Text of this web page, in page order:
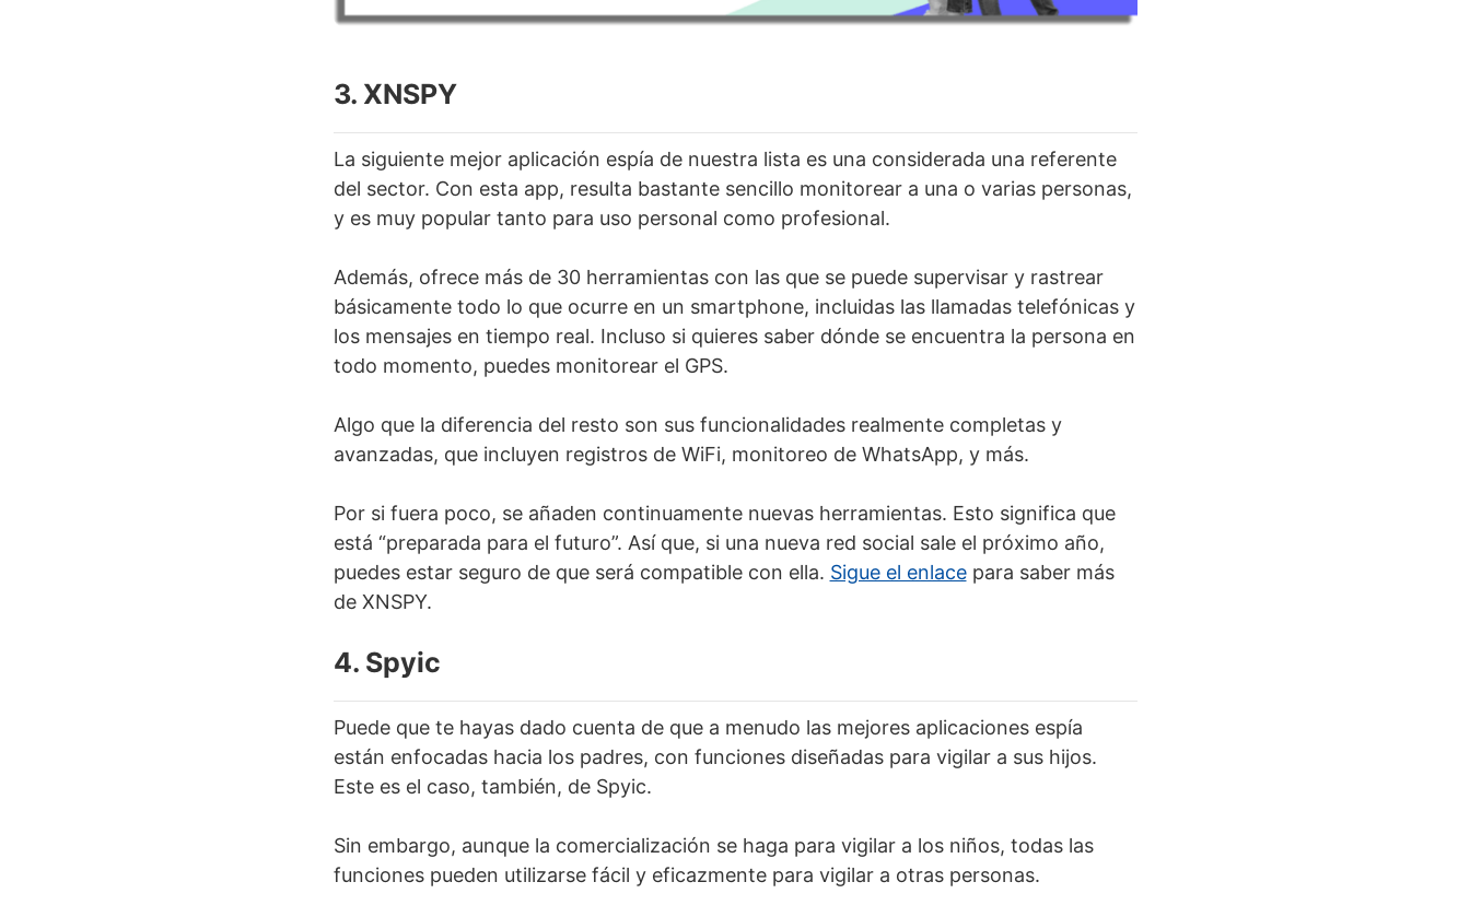
3. XNSPY
La siguiente mejor aplicación espía de nuestra lista es una considerada una referente
del sector. Con esta app, resulta bastante sencillo monitorear a una o varias personas,
y es muy popular tanto para uso personal como profesional.
Además, ofrece más de 30 herramientas con las que se puede supervisar y rastrear
básicamente todo lo que ocurre en un smartphone, incluidas las llamadas telefónicas y
los mensajes en tiempo real. Incluso si quieres saber dónde se encuentra la persona en
todo momento, puedes monitorear el GPS.
Algo que la diferencia del resto son sus funcionalidades realmente completas y
avanzadas, que incluyen registros de WiFi, monitoreo de WhatsApp, y más.
Por si fuera poco, se añaden continuamente nuevas herramientas. Esto significa que
está “preparada para el futuro”. Así que, si una nueva red social sale el próximo año,
puedes estar seguro de que será compatible con ella. Sigue el enlacepara saber más
de XNSPY.
4. Spyic
Puede que te hayas dado cuenta de que a menudo las mejores aplicaciones espía
están enfocadas hacia los padres, con funciones diseñadas para vigilar a sus hijos.
Este es el caso, también, de Spyic.
Sin embargo, aunque la comercialización se haga para vigilar a los niños, todas las
funciones pueden utilizarse fácil y eficazmente para vigilar a otras personas.